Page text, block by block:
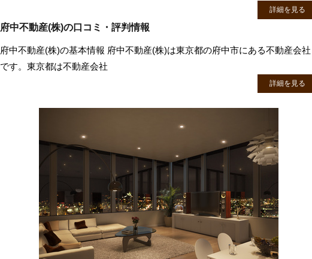
詳細を見る
府中不動産(株)の口コミ・評判情報
府中不動産(株)の基本情報 府中不動産(株)は東京都の府中市にある不動産会社
です。東京都は不動産会社
詳細を見る